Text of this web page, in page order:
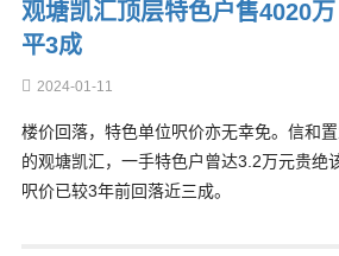
观塘凯汇顶层特色户售4020
平3成
2024-01-11
楼价回落，特色单位呎价亦无幸免。信和
的观塘凯汇，一手特色户曾达3.2万元贵绝
呎价已较3年前回落近三成。